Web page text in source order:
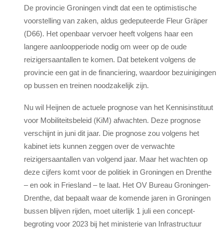
De provincie Groningen vindt dat een te optimistische
voorstelling van zaken, aldus gedeputeerde Fleur Gräper
(D66). Het openbaar vervoer heeft volgens haar een
langere aanloopperiode nodig om weer op de oude
reizigersaantallen te komen. Dat betekent volgens de
provincie een gat in de financiering, waardoor bezuinigingen
op bussen en treinen noodzakelijk zijn.
Nu wil Heijnen de actuele prognose van het Kennisinstituut
voor Mobiliteitsbeleid (KiM) afwachten. Deze prognose
verschijnt in juni dit jaar. Die prognose zou volgens het
kabinet iets kunnen zeggen over de verwachte
reizigersaantallen van volgend jaar. Maar het wachten op
deze cijfers komt voor de politiek in Groningen en Drenthe
– en ook in Friesland – te laat. Het OV Bureau Groningen-
Drenthe, dat bepaalt waar de komende jaren in Groningen
bussen blijven rijden, moet uiterlijk 1 juli een concept-
begroting voor 2023 bij het ministerie van Infrastructuur